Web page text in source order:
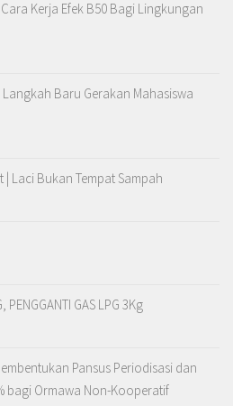
Kerja Efek B50 Bagi Lingkungan
Langkah Baru Gerakan Mahasiswa
Laci Bukan Tempat Sampah
PENGGANTI GAS LPG 3Kg
Pansus Periodisasi dan
bagi Ormawa Non-Kooperatif